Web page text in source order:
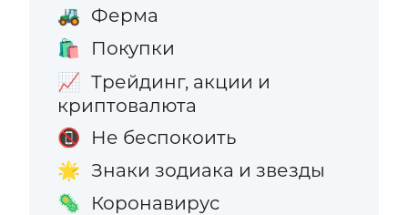
🚜 Ферма
🛍️ Покупки
📈 Трейдинг, акции и
криптовалюта
📵 Не беспокоить
🌟 Знаки зодиака и звезды
🦠 Коронавирус